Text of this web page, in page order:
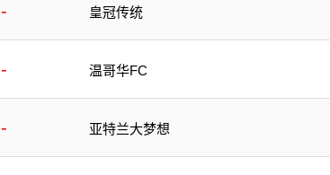
- 皇冠传统
- 温哥华FC
- 亚特兰大梦想